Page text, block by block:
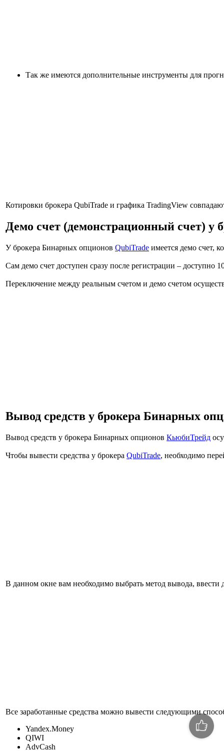
Так же имеются дополнительные инструменты для
Котировки брокера QubiTrade и графика TradingView
Демо счет (демонстрационный счет)
У брокера Бинарных опционов QubiTrade имеется демо счет,
Сам демо счет доступен сразу после регистрации – доступно
Переключение между реальным счетом и демо счетом
Вывод средств у брокера Бинарных
Вывод средств у брокера Бинарных опционов КьюбиТрейд
Чтобы вывести средства у брокера QubiTrade, необходимо
В данном окне вам необходимо выбрать метод вывода, ввести
Все заработанные средства можно вывести следующими
Yandex.Money
QIWI
AdvCash